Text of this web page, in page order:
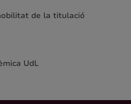
de la titulació
UdL